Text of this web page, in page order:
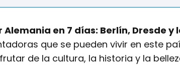
Alemania en 7 días: Berlín, Dresde y
que se pueden vivir en este
de la cultura, la historia y la